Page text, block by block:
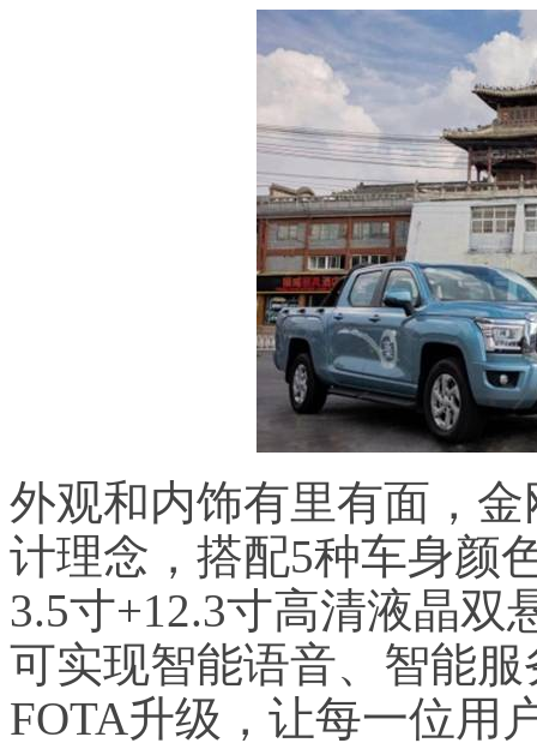
外观和内饰有里有面，
计理念，搭配5种车身颜
3.5寸+12.3寸高清液晶双
可实现智能语音、智能
FOTA升级，让每一位用